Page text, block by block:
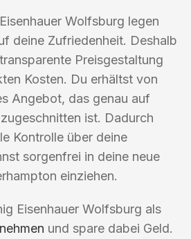
Wolfsburg legen
deine Zufriedenheit. Deshalb
Preisgestaltung
Kosten. Du erhältst von
Angebot, das genau auf
ist. Dadurch
Kontrolle über deine
sorgenfrei in deine neue
einziehen.
Eisenhauer Wolfsburg als
und spare dabei Geld.